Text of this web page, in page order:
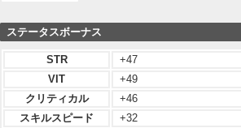
ステータスボーナス
STR
+47
VIT
+49
クリティカル
+46
スキルスピード
+32